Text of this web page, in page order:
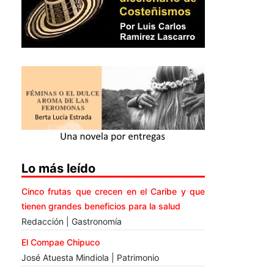
Lo más leído
Cinco frutas que crecen en el Caribe y que
tienen grandes beneficios para la salud
Redacción | Gastronomía
El Compae Chipuco
José Atuesta Mindiola | Patrimonio